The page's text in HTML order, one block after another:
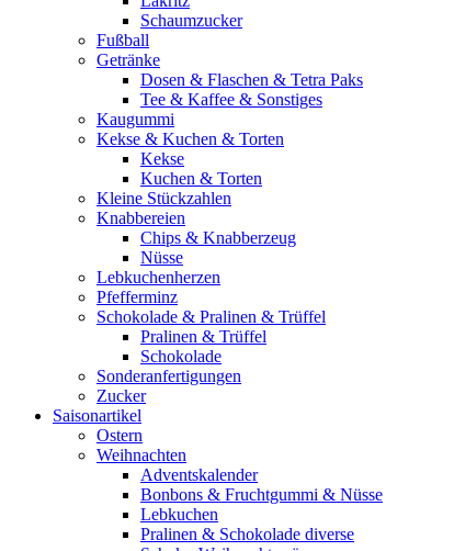
Schaumzucker
Fußball
Getränke
Dosen & Flaschen & Tetra Paks
Tee & Kaffee & Sonstiges
Kaugummi
Kekse & Kuchen & Torten
Kekse
Kuchen & Torten
Kleine Stückzahlen
Knabbereien
Chips & Knabberzeug
Nüsse
Lebkuchenherzen
Pfefferminz
Schokolade & Pralinen & Trüffel
Pralinen & Trüffel
Schokolade
Sonderanfertigungen
Zucker
Saisonartikel
Ostern
Weihnachten
Adventskalender
Bonbons & Fruchtgummi & Nüsse
Lebkuchen
Pralinen & Schokolade diverse